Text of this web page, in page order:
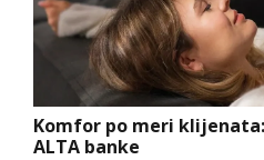
Komfor po meri
ALTA banke